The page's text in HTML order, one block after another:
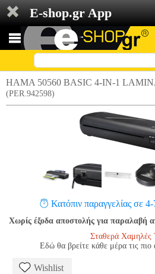
E-shop.gr App
HAMA 50560 BASIC 4-IN-1
(PER.942598)
Κατόπιν παραγγελίας σε
Χωρίς έξοδα αποστολής για παραλαβή
Σταθερά Χαμηλές
Εδώ θα βρείτε κάθε μέρα τις πιο
Wishlist